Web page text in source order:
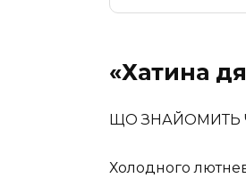
«Хатина
ЩО ЗНАЙОМИТЬ
Холодного